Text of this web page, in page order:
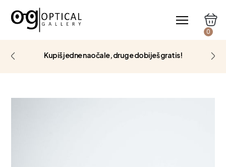
0
Kupiš jedne naočale, druge dobiješ gratis!